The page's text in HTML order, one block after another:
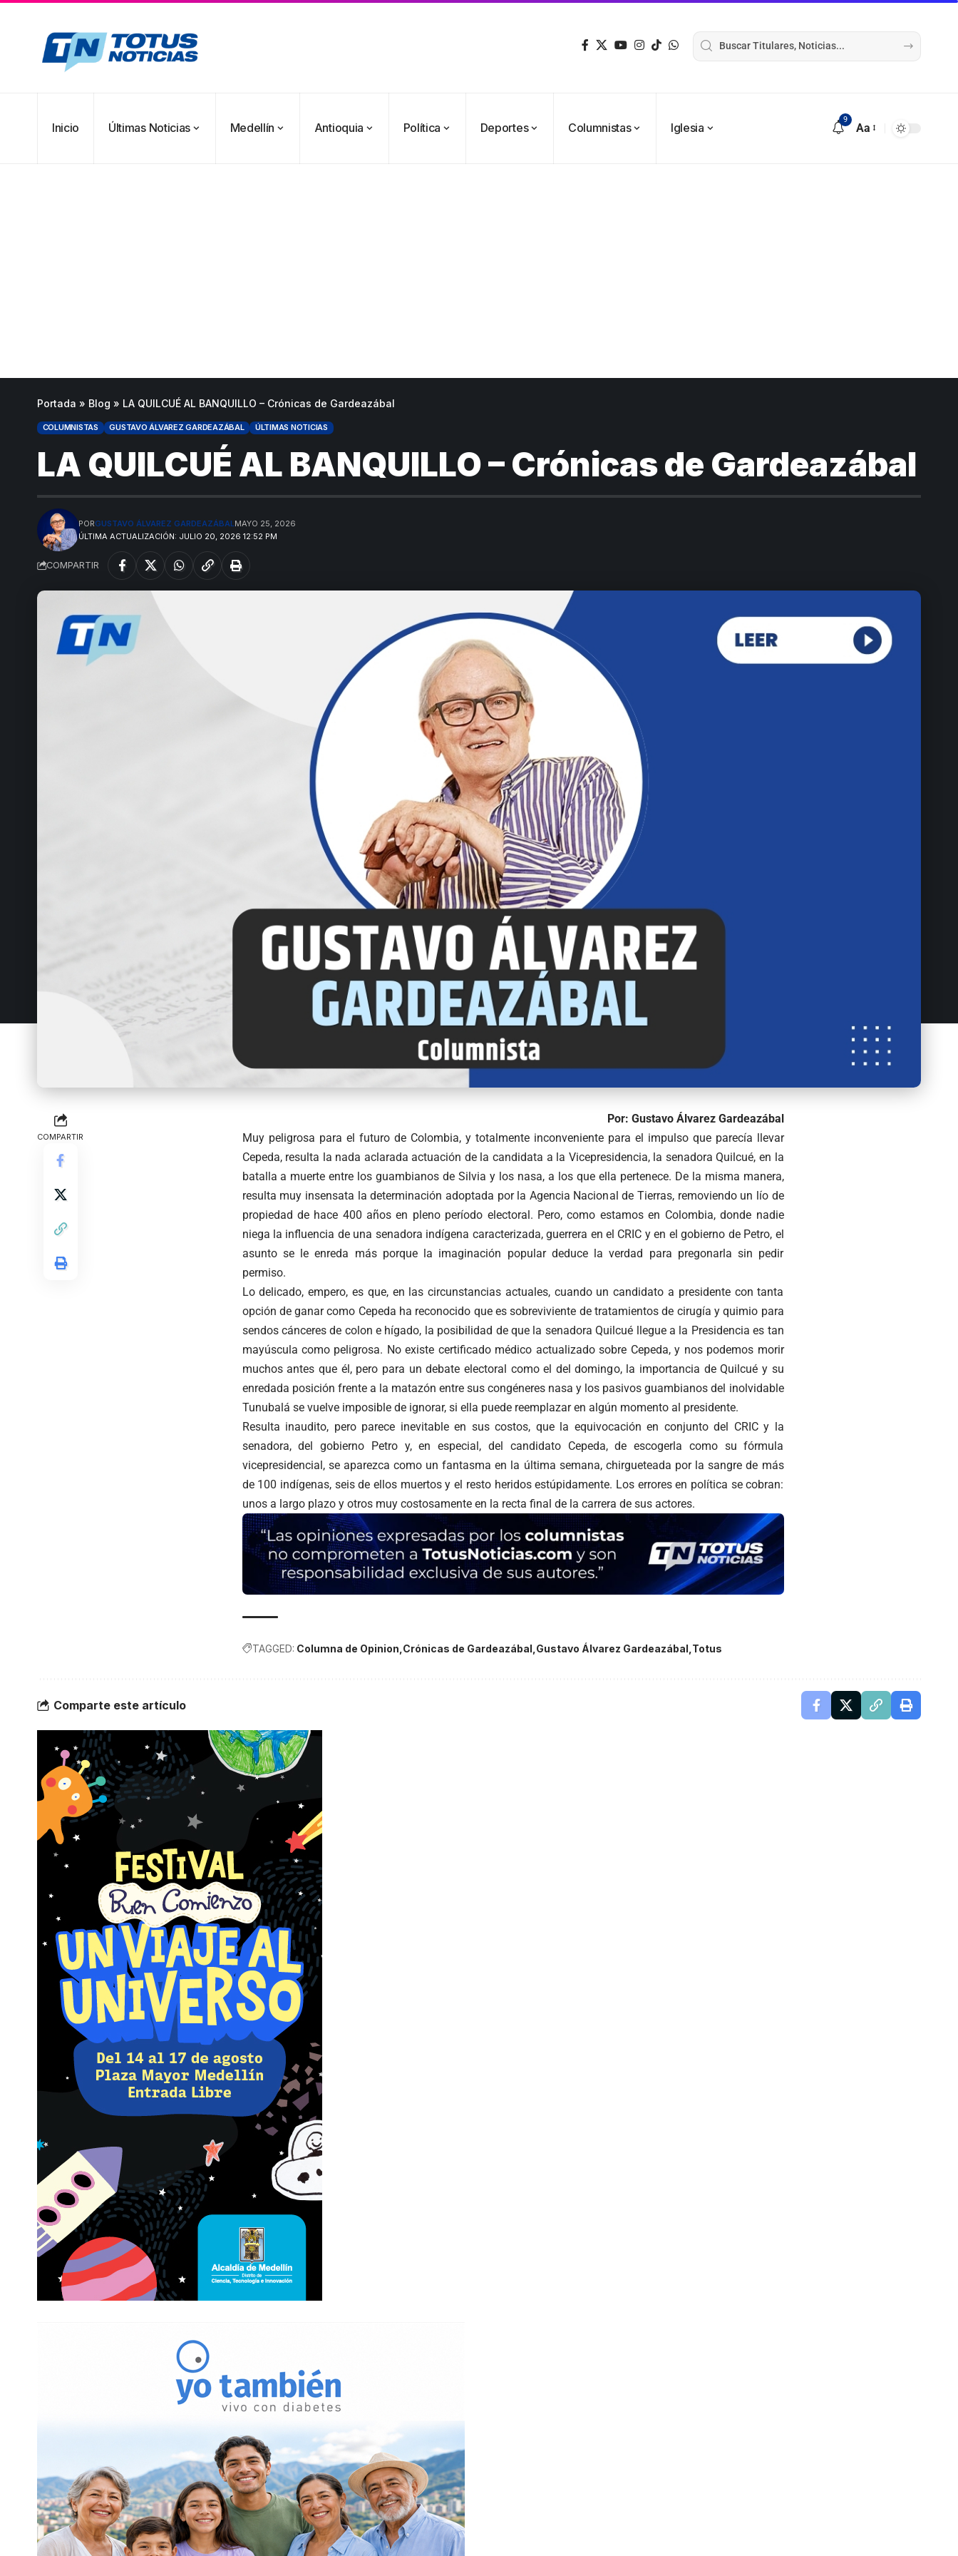
Inicio Últimas Noticias Medellín Antioquia Política Deportes Columnistas Iglesia
9
Aa
Portada » Blog » LA QUILCUÉ AL BANQUILLO – Crónicas de Gardeazábal
COLUMNISTAS GUSTAVO ÁLVAREZ GARDEAZÁBAL ÚLTIMAS NOTICIAS
LA QUILCUÉ AL BANQUILLO – Crónicas de Gardeazábal
ÚLTIMA ACTUALIZACIÓN: JULIO 20, 2026 12:52 PM
PORGUSTAVO ÁLVAREZ GARDEAZÁBAL MAYO 25, 2026
COMPARTIR
COMPARTIR
Por: Gustavo Álvarez Gardeazábal
Muy peligrosa para el futuro de Colombia, y totalmente inconveniente para el impulso que parecía llevar
Cepeda, resulta la nada aclarada actuación de la candidata a la Vicepresidencia, la senadora Quilcué, en la
batalla a muerte entre los guambianos de Silvia y los nasa, a los que ella pertenece. De la misma manera,
resulta muy insensata la determinación adoptada por la Agencia Nacional de Tierras, removiendo un lío de
propiedad de hace 400 años en pleno período electoral. Pero, como estamos en Colombia, donde nadie
niega la influencia de una senadora indígena caracterizada, guerrera en el CRIC y en el gobierno de Petro, el
asunto se le enreda más porque la imaginación popular deduce la verdad para pregonarla sin pedir
permiso.
Lo delicado, empero, es que, en las circunstancias actuales, cuando un candidato a presidente con tanta
opción de ganar como Cepeda ha reconocido que es sobreviviente de tratamientos de cirugía y quimio para
sendos cánceres de colon e hígado, la posibilidad de que la senadora Quilcué llegue a la Presidencia es tan
mayúscula como peligrosa. No existe certificado médico actualizado sobre Cepeda, y nos podemos morir
muchos antes que él, pero para un debate electoral como el del domingo, la importancia de Quilcué y su
enredada posición frente a la matazón entre sus congéneres nasa y los pasivos guambianos del inolvidable
Tunubalá se vuelve imposible de ignorar, si ella puede reemplazar en algún momento al presidente.
Resulta inaudito, pero parece inevitable en sus costos, que la equivocación en conjunto del CRIC y la
senadora, del gobierno Petro y, en especial, del candidato Cepeda, de escogerla como su fórmula
vicepresidencial, se aparezca como un fantasma en la última semana, chirgueteada por la sangre de más
de 100 indígenas, seis de ellos muertos y el resto heridos estúpidamente. Los errores en política se cobran:
unos a largo plazo y otros muy costosamente en la recta final de la carrera de sus actores.
TAGGED: Columna de Opinion Crónicas de Gardeazábal Gustavo Álvarez Gardeazábal Totus
Comparte este artículo